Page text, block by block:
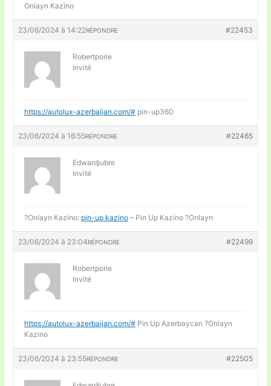
Onlayn Kazino
23/06/2024 à 14:22 #22453
RÉPONDRE
Robertporie
Invité
https://autolux-azerbaijan.com/# pin-up360
23/06/2024 à 16:55 #22465
RÉPONDRE
Edwardjubre
Invité
?Onlayn Kazino: pin-up kazino – Pin Up Kazino ?Onlayn
23/06/2024 à 23:04 #22499
RÉPONDRE
Robertporie
Invité
https://autolux-azerbaijan.com/# Pin Up Azerbaycan ?Onlayn
Kazino
23/06/2024 à 23:55 #22505
RÉPONDRE